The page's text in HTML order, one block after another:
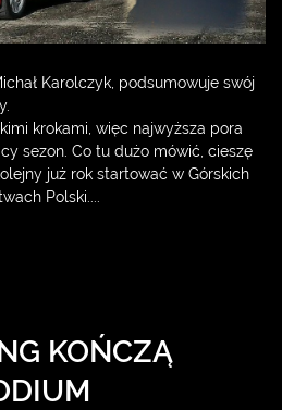
Karolczyk, podsumowuje swój
krokami, więc najwyższa pora
sezon. Co tu dużo mówić, cieszę
już rok startować w Górskich
Polski....
KOŃCZĄ